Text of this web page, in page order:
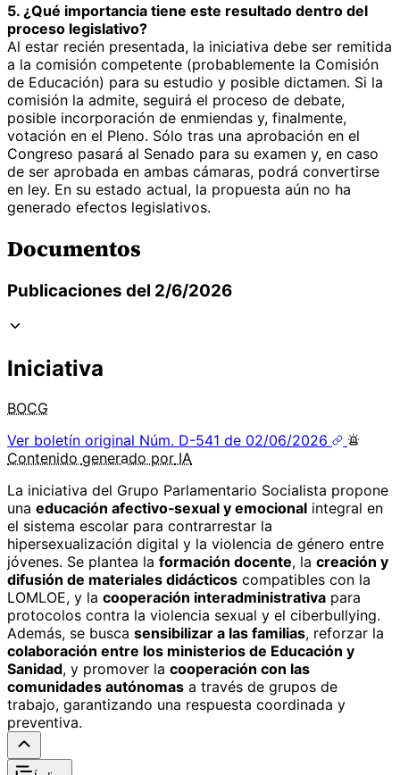
5. ¿Qué importancia tiene este resultado dentro del
proceso legislativo?
Al estar recién presentada, la iniciativa debe ser remitida
a la comisión competente (probablemente la Comisión
de Educación) para su estudio y posible dictamen. Si la
comisión la admite, seguirá el proceso de debate,
posible incorporación de enmiendas y, finalmente,
votación en el Pleno. Sólo tras una aprobación en el
Congreso pasará al Senado para su examen y, en caso
de ser aprobada en ambas cámaras, podrá convertirse
en ley. En su estado actual, la propuesta aún no ha
generado efectos legislativos.
Documentos
Publicaciones del 2/6/2026
Iniciativa
BOCG
Ver boletín original Núm. D-541 de 02/06/2026
Contenido generado por IA
La iniciativa del Grupo Parlamentario Socialista propone
una educación afectivo‑sexual y emocional integral en
el sistema escolar para contrarrestar la
hipersexualización digital y la violencia de género entre
jóvenes. Se plantea la formación docente, la creación y
difusión de materiales didácticos compatibles con la
LOMLOE, y la cooperación interadministrativa para
protocolos contra la violencia sexual y el ciberbullying.
Además, se busca sensibilizar a las familias, reforzar la
colaboración entre los ministerios de Educación y
Sanidad, y promover la cooperación con las
comunidades autónomas a través de grupos de
trabajo, garantizando una respuesta coordinada y
preventiva.